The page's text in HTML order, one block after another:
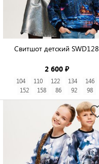
Свитшот детский SWD128
2 600 ₽
104 110 122 134
146
152
158 86 92 98